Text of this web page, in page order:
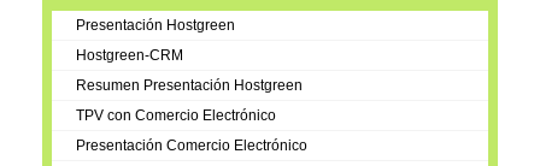
Presentación Hostgreen
Hostgreen-CRM
Resumen Presentación Hostgreen
TPV con Comercio Electrónico
Presentación Comercio Electrónico